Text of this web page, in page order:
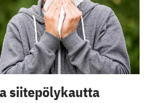
siitepölykautta